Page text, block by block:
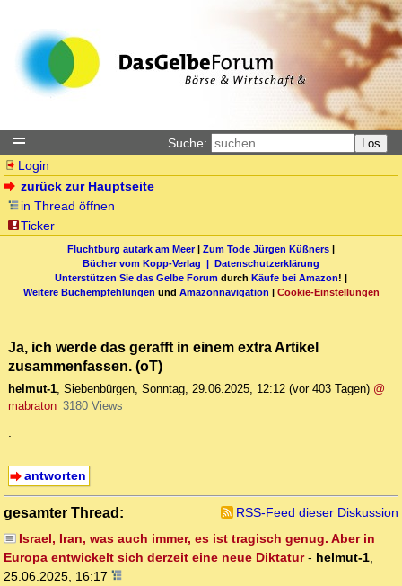
Suche: Los
Login
zurück zur Hauptseite
in Thread öffnen
Ticker
Fluchtburg autark am Meer| Zum Tode Jürgen Küßners |
Bücher vom Kopp-Verlag | Datenschutzerklärung
Unterstützen Sie das Gelbe Forum durch Käufe bei Amazon! |
Weitere Buchempfehlungen und Amazonnavigation | Cookie-Einstellungen
Ja, ich werde das gerafft in einem extra Artikel
zusammenfassen. (oT)
helmut-1, Siebenbürgen, Sonntag, 29.06.2025, 12:12 (vor 403 Tagen) @
mabraton 3180 Views
.
antworten
gesamter Thread:
RSS-Feed dieser Diskussion
Israel, Iran, was auch immer, es ist tragisch genug. Aber in
Europa entwickelt sich derzeit eine neue Diktatur- helmut-1,
25.06.2025, 16:17